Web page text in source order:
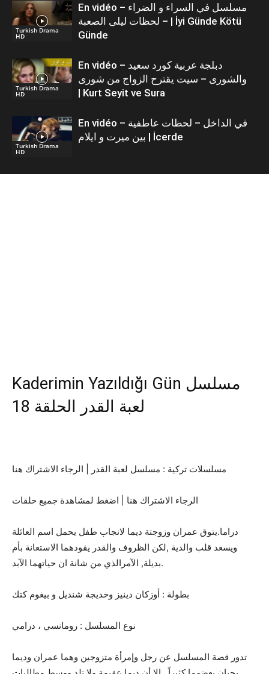
Turkish Drama
HD
En vidéo – مسلسل في السراء و الضراء
– لحظات ليلى الصعبة | İyi Günde Kötü
Günde
Turkish Drama
HD
En vidéo – دبلجة عربية كورد سعيد
والشورى – سيت يقترح الزواج من شورى
| Kurt Seyit ve Sura
Turkish Drama
HD
En vidéo – في الداخل – لحظات عاطفية
بين ميرت و ايلام | İcerde
Kaderimin Yazıldığı Gün مسلسل
لعبة القدر الحلقة 18
مسلسلات تركية : مسلسل لعبة القدر | الرجاء الاشتراك هنا
الرجاء الاشتراك هنا | اضغط لمشاهدة جميع حلقات
دراما.يتوق عمران وزوجتة ديما لانجاب طفل يحمل اسم العائلة
ويسعد قلب والدية ,لكن الظروف والقدر يقودهما الاستعانة بأم
بديلة, الآمرالذي من شانة ان حياتهما الآبد.
بطولة : أوزكان دينيز وخديجة شنديل و بيغوم كتك
نوع المسلسل : رومانسي ، درامي
تدور قصة المسلسل عن رجل وإمرأة متزوجين وهما عمران وديما